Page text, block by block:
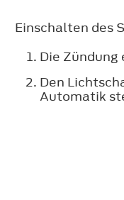
Einschalten des
Die
Den
Automatik